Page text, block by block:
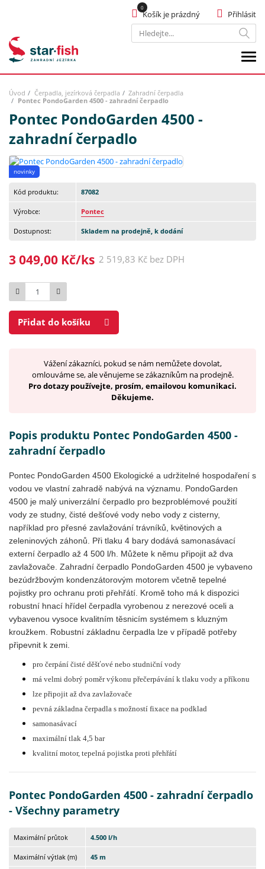
Hledat
Přihlásit
Košík je prázdný
Úvod Čerpadla, jezírková čerpadla
Zahradní čerpadla
Pontec PondoGarden 4500 - zahradní čerpadlo
Pontec PondoGarden 4500 -
zahradní čerpadlo
novinky
Kód produktu: 87082
Výrobce: Pontec
Dostupnost: Skladem na prodejně, k dodání
3 049,00 Kč/ks 2 519,83 Kč bez DPH
Počet
Přidat do košíku
Vážení zákazníci, pokud se nám nemůžete dovolat,
omlouváme se, ale věnujeme se zákazníkům na prodejně.
Pro dotazy používejte, prosím, emailovou komunikaci.
Děkujeme.
Popis produktu Pontec PondoGarden 4500 -
zahradní čerpadlo
Pontec PondoGarden 4500 Ekologické a udržitelné hospodaření s
vodou ve vlastní zahradě nabývá na významu. PondoGarden
4500 je malý univerzální čerpadlo pro bezproblémové použití
vody ze studny, čisté dešťové vody nebo vody z cisterny,
například pro přesné zavlažování trávníků, květinových a
zeleninových záhonů. Při tlaku 4 bary dodává samonasávací
externí čerpadlo až 4 500 l/h. Můžete k němu připojit až dva
zavlažovače. Zahradní čerpadlo PondoGarden 4500 je vybaveno
bezúdržbovým kondenzátorovým motorem včetně tepelné
pojistky pro ochranu proti přehřátí. Kromě toho má k dispozici
robustní hnací hřídel čerpadla vyrobenou z nerezové oceli a
vybavenou vysoce kvalitním těsnicím systémem s kluzným
kroužkem. Robustní základnu čerpadla lze v případě potřeby
připevnit k zemi.
pro čerpání čisté děšťové nebo studniční vody
má velmi dobrý poměr výkonu přečerpávání k tlaku vody a příkonu
lze připojit až dva zavlažovače
pevná základna čerpadla s možností fixace na podklad
samonasávací
maximální tlak 4,5 bar
kvalitní motor, tepelná pojistka proti přehřátí
Pontec PondoGarden 4500 - zahradní čerpadlo
- Všechny parametry
Maximální průtok 4.500 l/h
Maximální výtlak (m) 45 m